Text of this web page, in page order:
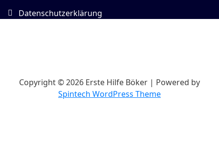
Datenschutzerklärung
Copyright © 2026 Erste Hilfe Böker | Powered by
Spintech WordPress Theme